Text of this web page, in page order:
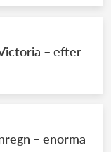
– efter
– enorma